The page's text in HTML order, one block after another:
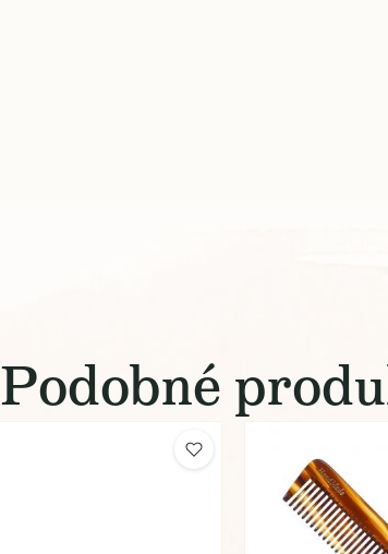
Podobné